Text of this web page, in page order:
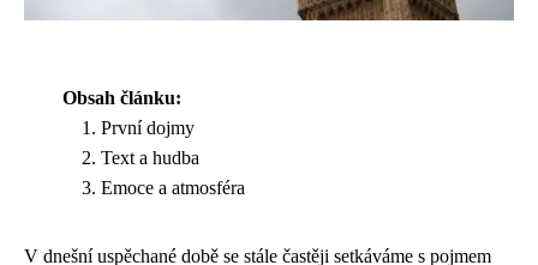
Obsah článku:
První dojmy
Text a hudba
Emoce a atmosféra
V dnešní uspěchané době se stále častěji setkáváme s pojmem